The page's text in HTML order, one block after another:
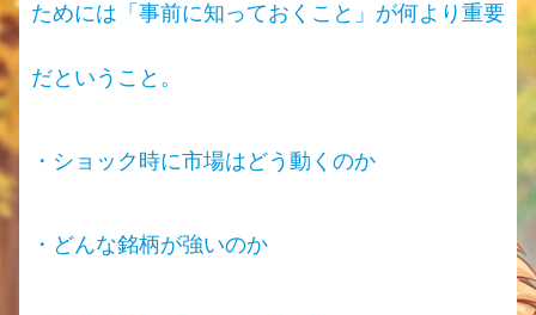
ためには「事前に知っておくこと」が何より重要
だということ。
・ショック時に市場はどう動くのか
・どんな銘柄が強いのか